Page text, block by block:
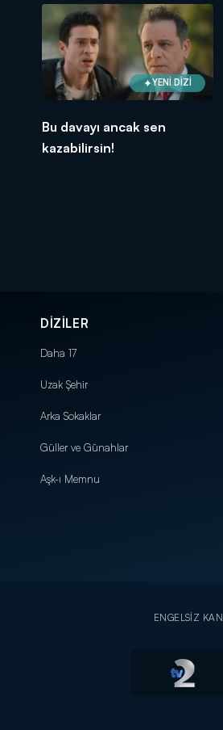
YENİ DİZİ
Bu davayı ancak sen
kazabilirsin!
DİZİLER
Daha 17
Uzak Şehir
Arka Sokaklar
Güller ve Günahlar
Aşk-ı Memnu
ENGELSİZ